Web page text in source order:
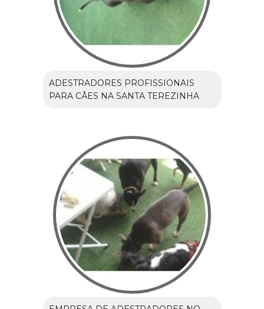
ADESTRADORES PROFISSIONAIS
PARA CÃES NA SANTA TEREZINHA